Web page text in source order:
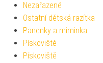
Nezařazené
Ostatní dětská razítka
Panenky a miminka
Pískoviště
Pískoviště